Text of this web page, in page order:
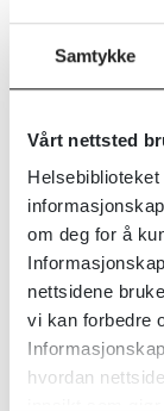
Samtykke
Vårt nettsted
om deg for å
nettsidene
vi kan forbedre
hvordan